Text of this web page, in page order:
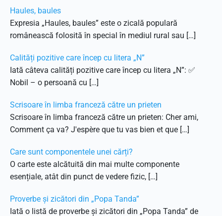
Haules, baules
Expresia „Haules, baules” este o zicală populară
românească folosită în special în mediul rural sau […]
Calități pozitive care încep cu litera „N”
Iată câteva calități pozitive care încep cu litera „N”: ✅
Nobil – o persoană cu […]
Scrisoare în limba franceză către un prieten
Scrisoare în limba franceză către un prieten: Cher ami,
Comment ça va? J'espère que tu vas bien et que […]
Care sunt componentele unei cărți?
O carte este alcătuită din mai multe componente
esențiale, atât din punct de vedere fizic, […]
Proverbe și zicători din „Popa Tanda”
Iată o listă de proverbe și zicători din „Popa Tanda” de